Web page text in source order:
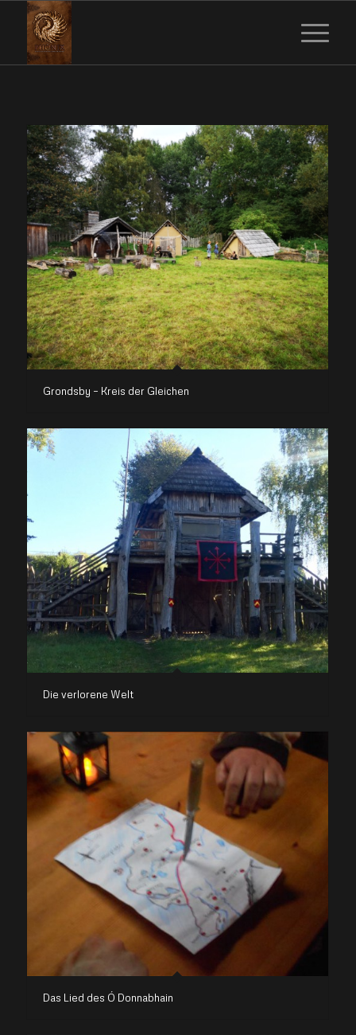
Grondsby – Kreis der Gleichen
Die verlorene Welt
Das Lied des Ó Donnabhain